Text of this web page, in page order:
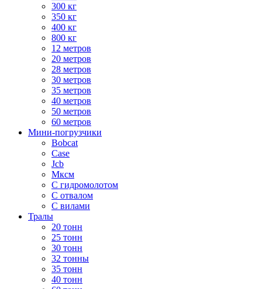
300 кг
350 кг
400 кг
800 кг
12 метров
20 метров
28 метров
30 метров
35 метров
40 метров
50 метров
60 метров
Мини-погрузчики
Bobcat
Case
Jcb
Мксм
С гидромолотом
С отвалом
С вилами
Тралы
20 тонн
25 тонн
30 тонн
32 тонны
35 тонн
40 тонн